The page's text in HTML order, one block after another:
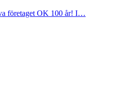
företaget OK 100 år! I…